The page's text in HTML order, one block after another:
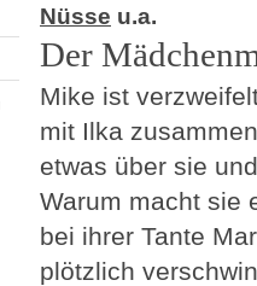
Nüsse u.a.
Der
Mike ist
mit Ilka
etwas über sie
Warum macht sie
bei ihrer Tante
plötzlich